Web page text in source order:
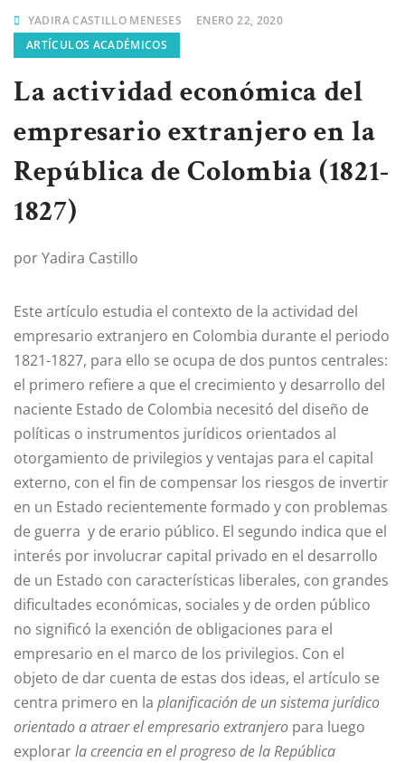
YADIRA CASTILLO MENESES
ENERO 22, 2020
ARTÍCULOS ACADÉMICOS
La actividad económica del
empresario extranjero en la
República de Colombia (1821-
1827)
por Yadira Castillo
Este artículo estudia el contexto de la actividad del
empresario extranjero en Colombia durante el periodo
1821-1827, para ello se ocupa de dos puntos centrales:
el primero refiere a que el crecimiento y desarrollo del
naciente Estado de Colombia necesitó del diseño de
políticas o instrumentos jurídicos orientados al
otorgamiento de privilegios y ventajas para el capital
externo, con el fin de compensar los riesgos de invertir
en un Estado recientemente formado y con problemas
de guerra y de erario público. El segundo indica que el
interés por involucrar capital privado en el desarrollo
de un Estado con características liberales, con grandes
dificultades económicas, sociales y de orden público
no significó la exención de obligaciones para el
empresario en el marco de los privilegios. Con el
objeto de dar cuenta de estas dos ideas, el artículo se
centra primero en la planificación de un sistema jurídico
orientado a atraer el empresario extranjero para luego
explorarla creencia en el progreso de la República